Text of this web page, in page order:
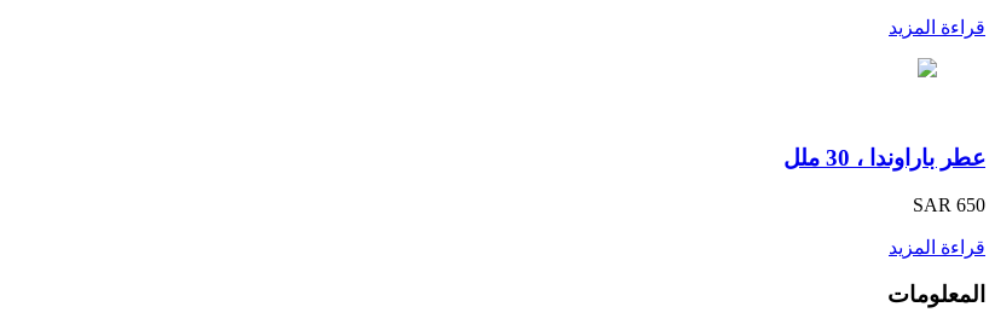
قراءة المزيد
عطر باراوندا ، 30 ملل
SAR 650
قراءة المزيد
المعلومات